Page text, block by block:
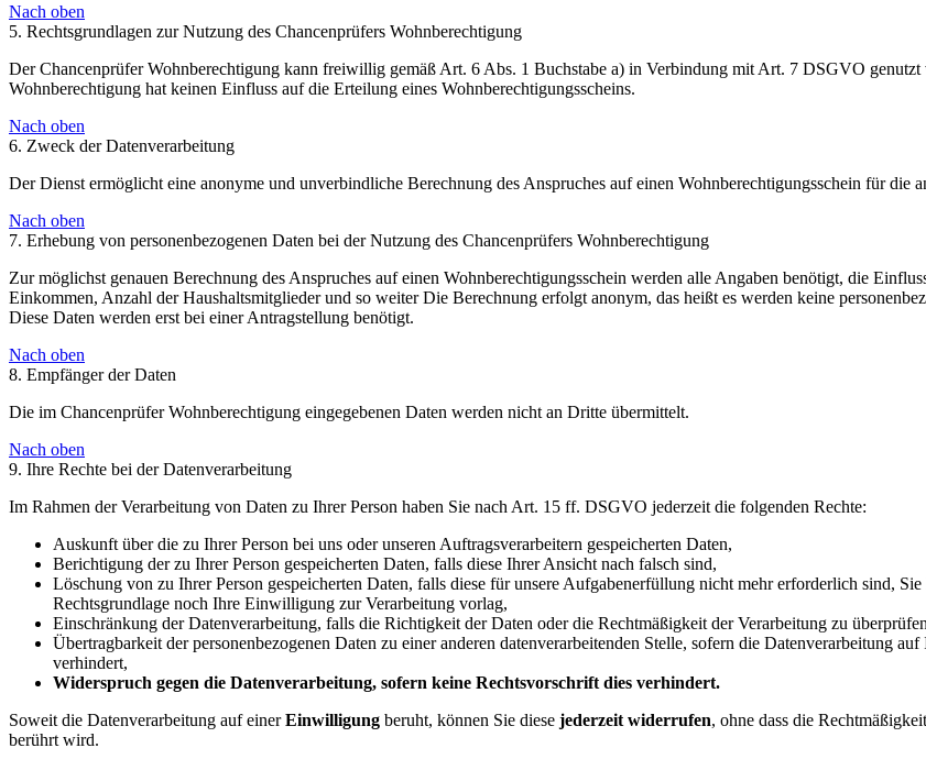
Nach oben
5. Rechtsgrundlagen zur Nutzung des Chancenprüfers Wohnberechtigung
Der Chancenprüfer Wohnberechtigung kann freiwillig gemäß Art. 6 Abs. 1 Buchstabe a) in Verbindung mit Art. 7 DSGVO
Wohnberechtigung hat keinen Einfluss auf die Erteilung eines Wohnberechtigungsscheins.
Nach oben
6. Zweck der Datenverarbeitung
Der Dienst ermöglicht eine anonyme und unverbindliche Berechnung des Anspruches auf einen Wohnberechtigungsschein für die
Nach oben
7. Erhebung von personenbezogenen Daten bei der Nutzung des Chancenprüfers Wohnberechtigung
Zur möglichst genauen Berechnung des Anspruches auf einen Wohnberechtigungsschein werden alle Angaben benötigt, die
Einkommen, Anzahl der Haushaltsmitglieder und so weiter Die Berechnung erfolgt anonym, das heißt es werden keine
Diese Daten werden erst bei einer Antragstellung benötigt.
Nach oben
8. Empfänger der Daten
Die im Chancenprüfer Wohnberechtigung eingegebenen Daten werden nicht an Dritte übermittelt.
Nach oben
9. Ihre Rechte bei der Datenverarbeitung
Im Rahmen der Verarbeitung von Daten zu Ihrer Person haben Sie nach Art. 15 ff. DSGVO jederzeit die folgenden Rechte:
Auskunft über die zu Ihrer Person bei uns oder unseren Auftragsverarbeitern gespeicherten Daten,
Berichtigung der zu Ihrer Person gespeicherten Daten, falls diese Ihrer Ansicht nach falsch sind,
Löschung von zu Ihrer Person gespeicherten Daten, falls diese für unsere Aufgabenerfüllung nicht mehr erforderlich sind,
Rechtsgrundlage noch Ihre Einwilligung zur Verarbeitung vorlag,
Einschränkung der Datenverarbeitung, falls die Richtigkeit der Daten oder die Rechtmäßigkeit der Verarbeitung zu
Übertragbarkeit der personenbezogenen Daten zu einer anderen datenverarbeitenden Stelle, sofern die Datenverarbeitung
verhindert,
Widerspruch gegen die Datenverarbeitung, sofern keine Rechtsvorschrift dies verhindert.
Soweit die Datenverarbeitung auf einerEinwilligung beruht, können Sie diese jederzeit widerrufen, ohne dass die
berührt wird.